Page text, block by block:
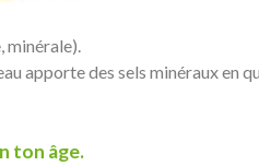
minérale).
apporte des sels minéraux en
ton âge.